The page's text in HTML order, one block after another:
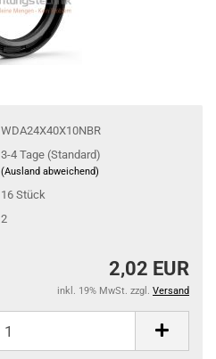
WDA24X40X10NBR
3-4 Tage (Standard)
(Ausland abweichend)
16 Stück
2
2,02 EUR
inkl. 19% MwSt. zzgl. Versand